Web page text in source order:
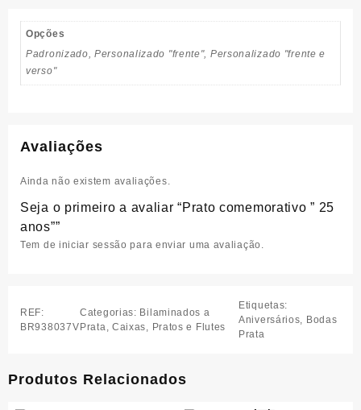
Opções
Padronizado, Personalizado "frente", Personalizado "frente e
verso"
Avaliações
Ainda não existem avaliações.
Seja o primeiro a avaliar “Prato comemorativo ” 25
anos””
Tem de iniciar sessão para enviar uma avaliação.
REF:
BR938037V
Categorias: Bilaminados a
Prata, Caixas, Pratos e Flutes
Etiquetas:
Aniversários, Bodas
Prata
Produtos Relacionados